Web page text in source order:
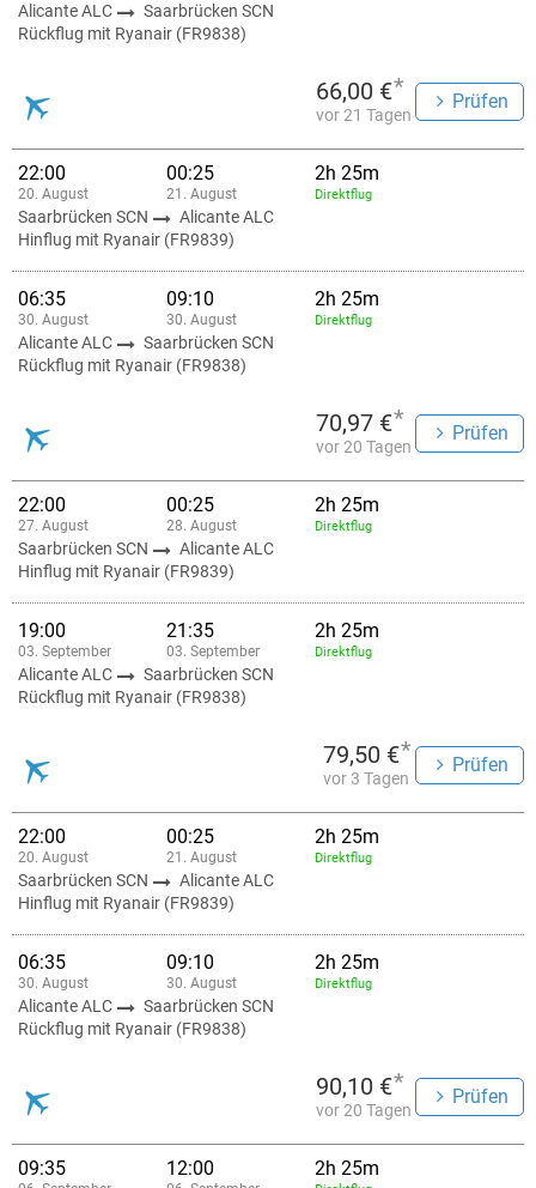
Alicante ALC
Saarbrücken SCN
Rückflug mit Ryanair (FR9838)
66,00 €*
vor 21 Tagen
Prüfen
22:00
20. August
00:25
21. August
2h 25m
Direktflug
Saarbrücken SCN
Alicante ALC
Hinflug mit Ryanair (FR9839)
06:35
30. August
09:10
30. August
2h 25m
Direktflug
Alicante ALC
Saarbrücken SCN
Rückflug mit Ryanair (FR9838)
70,97 €*
vor 20 Tagen
Prüfen
22:00
27. August
00:25
28. August
2h 25m
Direktflug
Saarbrücken SCN
Alicante ALC
Hinflug mit Ryanair (FR9839)
19:00
03. September
21:35
03. September
2h 25m
Direktflug
Alicante ALC
Saarbrücken SCN
Rückflug mit Ryanair (FR9838)
79,50 €*
vor 3 Tagen
Prüfen
22:00
20. August
00:25
21. August
2h 25m
Direktflug
Saarbrücken SCN
Alicante ALC
Hinflug mit Ryanair (FR9839)
06:35
30. August
09:10
30. August
2h 25m
Direktflug
Alicante ALC
Saarbrücken SCN
Rückflug mit Ryanair (FR9838)
90,10 €*
vor 20 Tagen
Prüfen
09:35 12:00 2h 25m